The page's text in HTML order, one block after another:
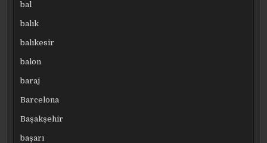
bal
balık
balıkesir
balon
baraj
Barcelona
Başakşehir
başarı